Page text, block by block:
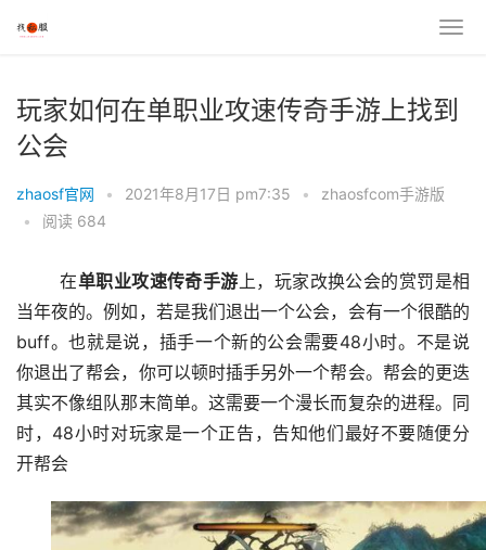
玩家如何在单职业攻速传奇手游上找到
公会
zhaosf官网 • 2021年8月17日 pm7:35 •
zhaosfcom手游版
•
阅读 684
	在
单职业攻速传奇手游上，玩家改换公会的赏罚是相
当年夜的。例如，若是我们退出一个公会，会有一个很酷的
buff。也就是说，插手一个新的公会需要48小时。不是说
你退出了帮会，你可以顿时插手另外一个帮会。帮会的更迭
其实不像组队那末简单。这需要一个漫长而复杂的进程。同
时，48小时对玩家是一个正告，告知他们最好不要随便分
开帮会